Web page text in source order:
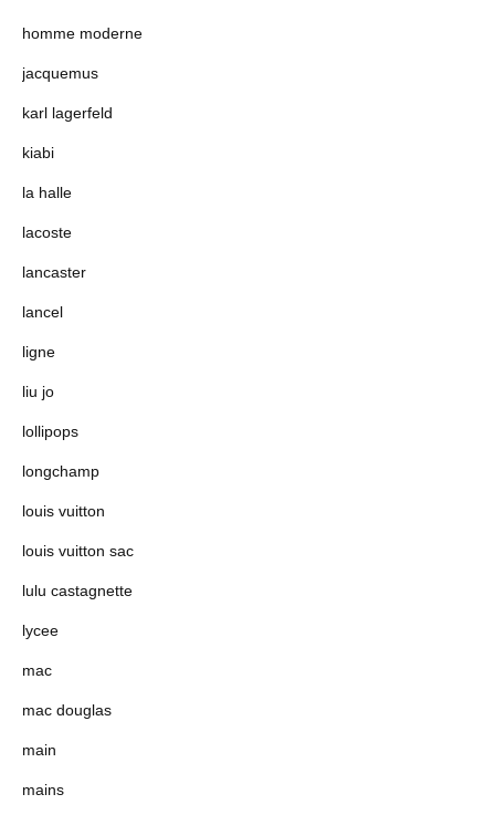
homme moderne
jacquemus
karl lagerfeld
kiabi
la halle
lacoste
lancaster
lancel
ligne
liu jo
lollipops
longchamp
louis vuitton
louis vuitton sac
lulu castagnette
lycee
mac
mac douglas
main
mains